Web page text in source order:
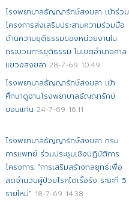
โรงพยาบาลธัญญารักษ์สงขลา เข้าร่วม
โครงการส่งเสริมประสานความร่วมมือ
ด้านความยุติธรรมของหน่วยงานใน
กระบวนการยุติธรรม ในเขตอำนาจศาล
แขวงสงขลา 28-7-69 10.49
โรงพยาบาลธัญญารักษ์สงขลา เข้า
ศึกษาดูงานโรงพยาบาลธัญญารักษ์
ขอนแก่น 24-7-69 16.11
โรงพยาบาลธัญญารักษ์สงขลา กรม
การแพทย์ ร่วมประชุมเชิงปฏิบัติการ
โครงการ “การเสริมสร้างกลยุทธ์เพื่อ
ลดจำนวนผู้ป่วยโรคไตเรื้อรัง ระยะที่ 5
รายใหม่” 18-7-69 14.38